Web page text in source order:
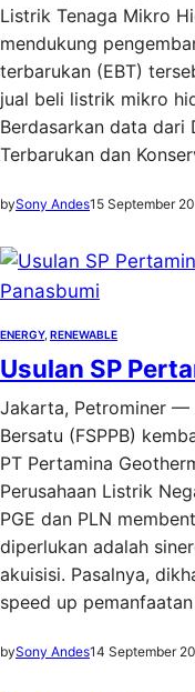
Listrik Tenaga Mikro
mendukung
terbarukan (EBT)
jual beli listrik mikro
Berdasarkan data dari
Terbarukan dan
bySony Andes15 September
ENERGY, RENEWABLE
Usulan SP
Jakarta, Petrominer —
Bersatu (FSPPB)
PT Pertamina
Perusahaan Listrik
PGE dan PLN
diperlukan adalah
akuisisi. Pasalnya,
speed up
bySony Andes14 September